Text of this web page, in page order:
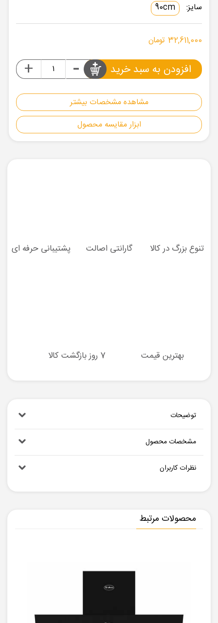
مشاهده مشخصات بیشتر
ابزار مقایسه محصول
سایز:
90cm
32,611,000 تومان
-
+ افزودن به سبد خرید
تنوع بزرگ در کالا گارانتی اصالت پشتیبانی حرفه ای
بهترین قیمت 7 روز بازگشت کالا
توضیحات
مشخصات محصول
نظرات کاربران
محصولات مرتبط